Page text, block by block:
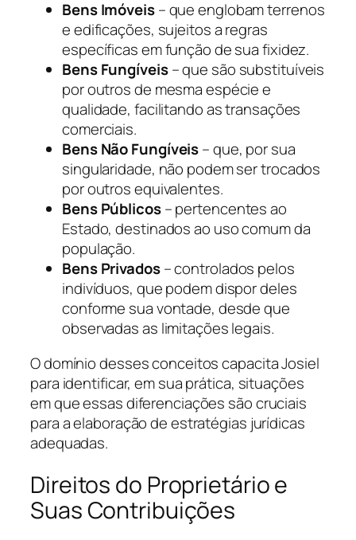
Bens Imóveis– que englobam terrenos
e edificações, sujeitos a regras
específicas em função de sua fixidez.
Bens Fungíveis– que são substituíveis
por outros de mesma espécie e
qualidade, facilitando as transações
comerciais.
Bens Não Fungíveis– que, por sua
singularidade, não podem ser trocados
por outros equivalentes.
Bens Públicos– pertencentes ao
Estado, destinados ao uso comum da
população.
Bens Privados– controlados pelos
indivíduos, que podem dispor deles
conforme sua vontade, desde que
observadas as limitações legais.
O domínio desses conceitos capacita Josiel
para identificar, em sua prática, situações
em que essas diferenciações são cruciais
para a elaboração de estratégias jurídicas
adequadas.
Direitos do Proprietário e
Suas Contribuições